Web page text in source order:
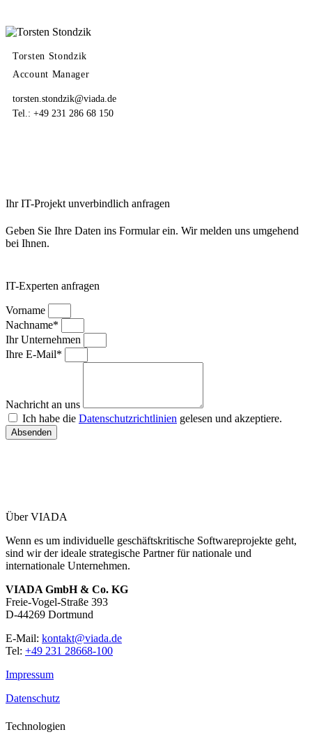
Torsten Stondzik
Account Manager
torsten.stondzik@viada.de
Tel.: +49 231 286 68 150
Ihr IT-Projekt unverbindlich anfragen
Geben Sie Ihre Daten ins Formular ein. Wir melden uns umgehend
bei Ihnen.
IT-Experten anfragen
Vorname
Nachname*
Ihr Unternehmen
Ihre E-Mail*
Nachricht an uns
Ich habe die Datenschutzrichtlinien gelesen und akzeptiere.
Absenden
Über VIADA
Wenn es um individuelle geschäftskritische Softwareprojekte geht,
sind wir der ideale strategische Partner für nationale und
internationale Unternehmen.
VIADA GmbH & Co. KG
Freie-Vogel-Straße 393
D-44269 Dortmund
E-Mail: kontakt@viada.de
Tel: +49 231 28668-100
Impressum
Datenschutz
Technologien